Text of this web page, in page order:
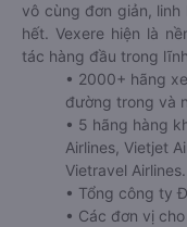
vô cùng đơn giản,
hết. Vexere hiện là
tác hàng đầu trong
• 2000+ hãng
đường trong và
• 5 hãng hàng
Airlines, Vietjet
Vietravel Airlines.
• Tổng công ty
• Các đơn vị